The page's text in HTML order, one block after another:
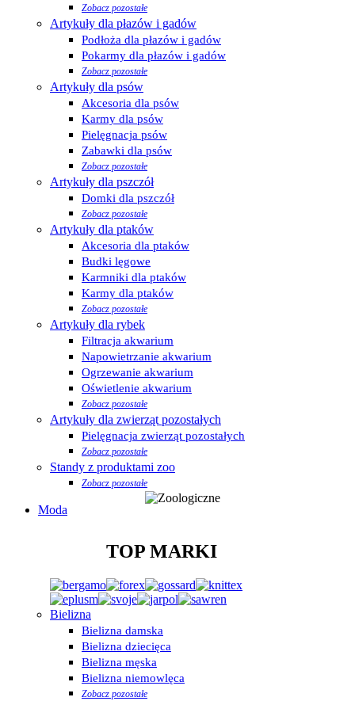
Zobacz pozostałe
Artykuły dla płazów i gadów
Podłoża dla płazów i gadów
Pokarmy dla płazów i gadów
Zobacz pozostałe
Artykuły dla psów
Akcesoria dla psów
Karmy dla psów
Pielęgnacja psów
Zabawki dla psów
Zobacz pozostałe
Artykuły dla pszczół
Domki dla pszczół
Zobacz pozostałe
Artykuły dla ptaków
Akcesoria dla ptaków
Budki lęgowe
Karmniki dla ptaków
Karmy dla ptaków
Zobacz pozostałe
Artykuły dla rybek
Filtracja akwarium
Napowietrzanie akwarium
Ogrzewanie akwarium
Oświetlenie akwarium
Zobacz pozostałe
Artykuły dla zwierząt pozostałych
Pielęgnacja zwierząt pozostałych
Zobacz pozostałe
Standy z produktami zoo
Zobacz pozostałe
Moda
TOP MARKI
Bielizna
Bielizna damska
Bielizna dziecięca
Bielizna męska
Bielizna niemowlęca
Zobacz pozostałe